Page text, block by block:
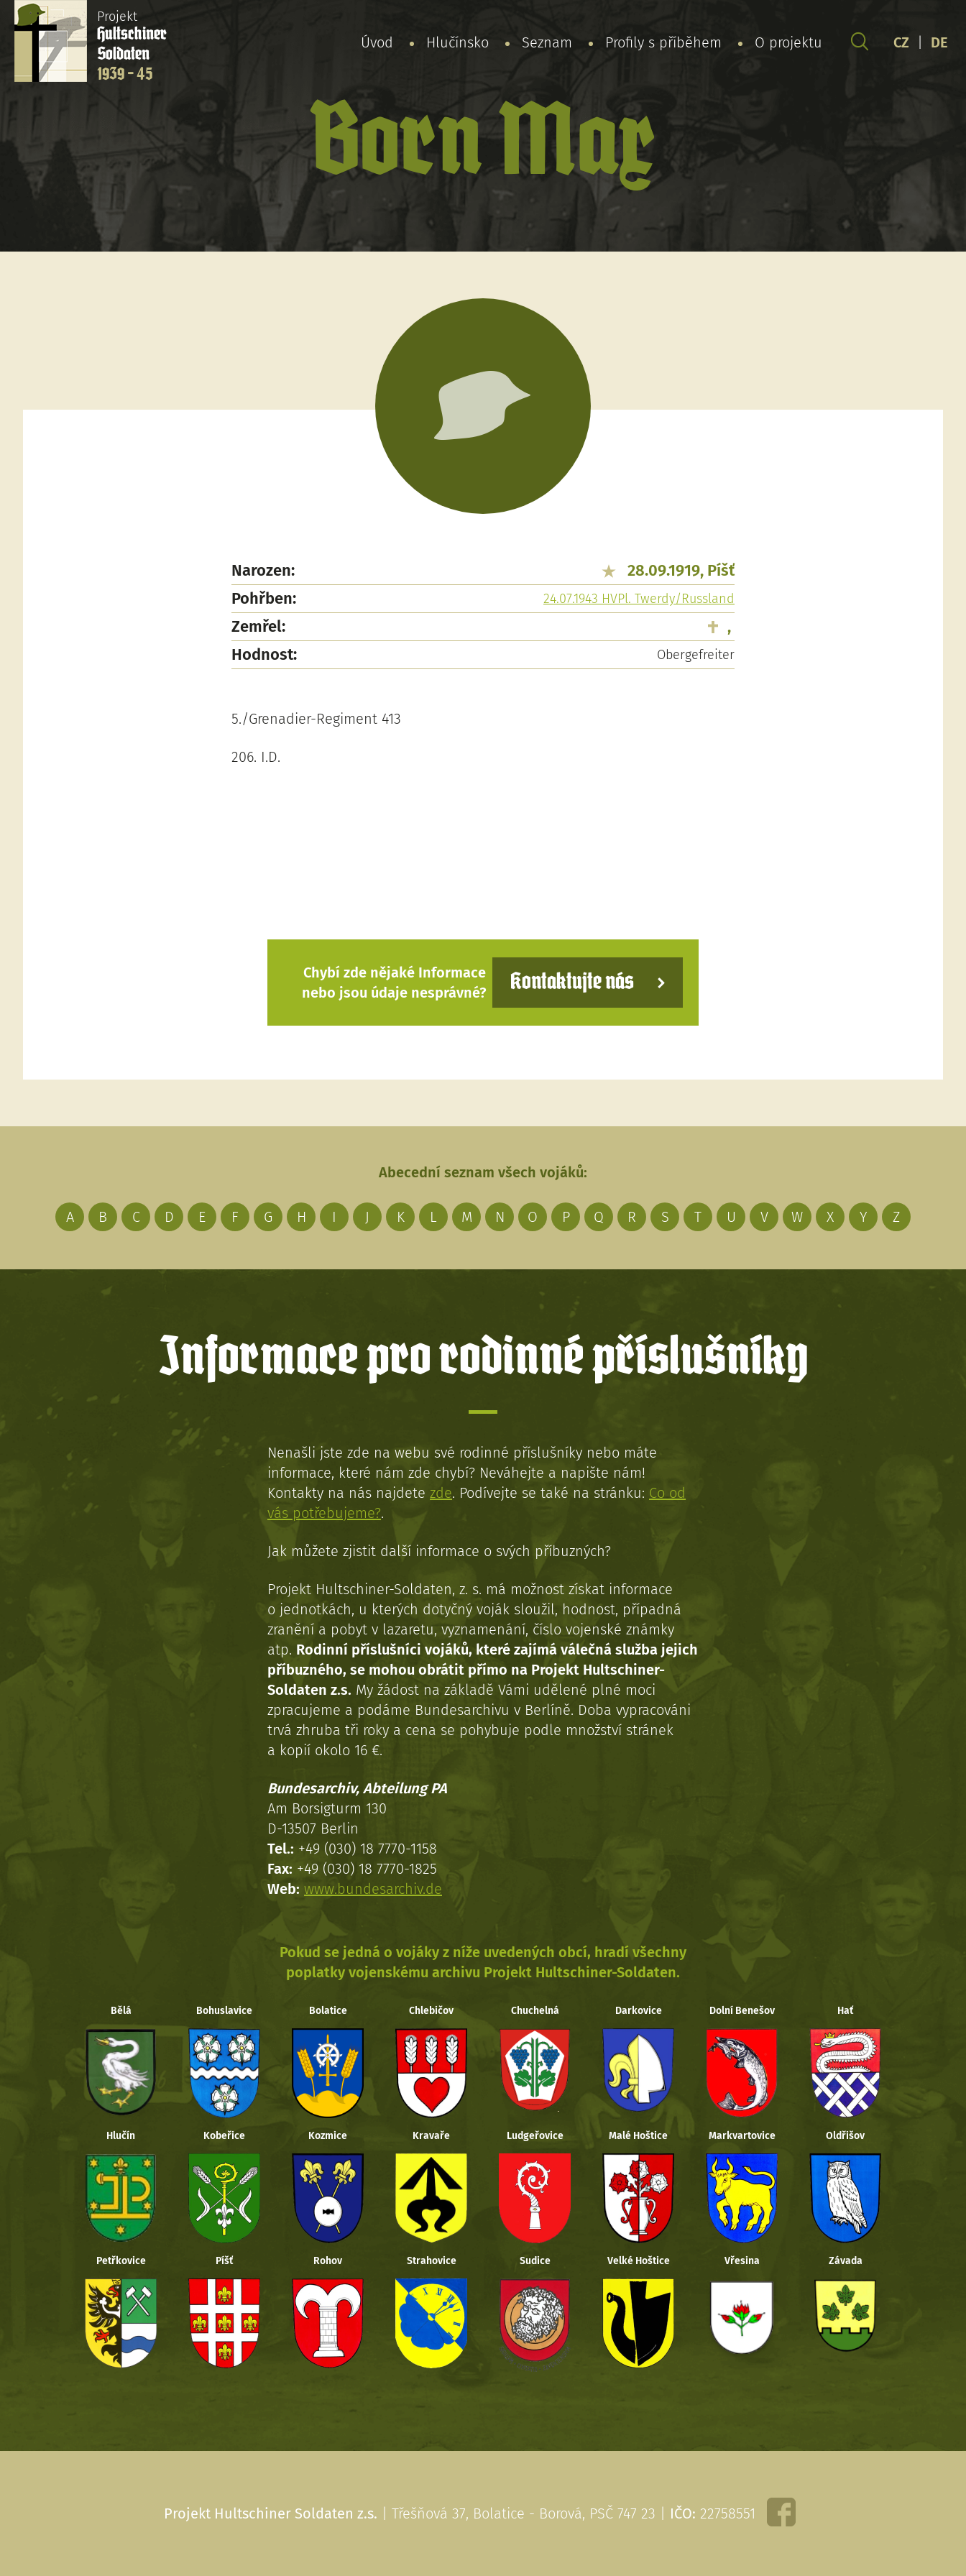
Projekt
Hultschiner
Soldaten
1939 - 45
Úvod Hlučínsko Seznam Profily s příběhem O projektu CZ DE
Born Max
Narozen:
28.09.1919, Píšť
Pohřben:
24.07.1943 HVPl. Twerdy/Russland
Zemřel:
,
Hodnost:
Obergefreiter
5./Grenadier-Regiment 413
206. I.D.
Chybí zde nějaké Informace
nebo jsou údaje nesprávné?
Kontaktujte nás
Abecední seznam všech vojáků:
A B C D E F G H I J K L M N O P Q R S T U V W X Y Z
Informace pro rodinné příslušníky
Nenašli jste zde na webu své rodinné příslušníky nebo máte
informace, které nám zde chybí? Neváhejte a napište nám!
Kontakty na nás najdete zde. Podívejte se také na stránku: Co od
vás potřebujeme?.
Jak můžete zjistit další informace o svých příbuzných?
Projekt Hultschiner-Soldaten, z. s. má možnost získat informace
o jednotkách, u kterých dotyčný voják sloužil, hodnost, případná
zranění a pobyt v lazaretu, vyznamenání, číslo vojenské známky
atp. Rodinní příslušníci vojáků, které zajímá válečná služba jejich
příbuzného, se mohou obrátit přímo na Projekt Hultschiner-
Soldaten z.s. My žádost na základě Vámi udělené plné moci
zpracujeme a podáme Bundesarchivu v Berlíně. Doba vypracováni
trvá zhruba tři roky a cena se pohybuje podle množství stránek
a kopií okolo 16 €.
Bundesarchiv, Abteilung PA
Am Borsigturm 130
D-13507 Berlin
Tel.: +49 (030) 18 7770-1158
Fax: +49 (030) 18 7770-1825
Web: www.bundesarchiv.de
Pokud se jedná o vojáky z níže uvedených obcí, hradí všechny
poplatky vojenskému archivu Projekt Hultschiner-Soldaten.
Bělá Bohuslavice Bolatice Chlebičov Chuchelná Darkovice Dolní Benešov Hať
Hlučín Kobeřice Kozmice Kravaře Ludgeřovice Malé Hoštice Markvartovice Oldřišov
Petřkovice Píšť Rohov Strahovice Sudice Velké Hoštice Vřesina Závada
Projekt Hultschiner Soldaten z.s. | Třešňová 37, Bolatice - Borová, PSČ 747 23 | IČO: 22758551